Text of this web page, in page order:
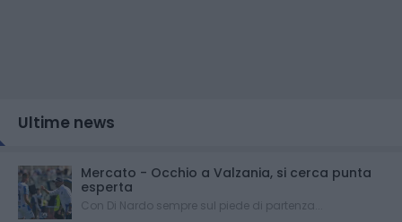
Ultime news
Mercato - Occhio a Valzania, si cerca punta
esperta
Con Di Nardo sempre sul piede di partenza...